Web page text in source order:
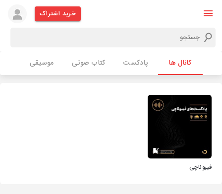
خرید اشتراک
کانال ها پادکست کتاب صوتی موسیقی
فیبوناچی